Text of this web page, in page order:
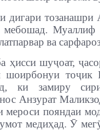
дигари тозанашри
Муаллиф
ва
ҳисси шуҷоат,
шоирбонуи тоҷик
ки замиру
Анзурат
мероси пояндаи
медиҳад.Ӯ